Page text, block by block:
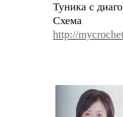
Туника с
Схема
http://